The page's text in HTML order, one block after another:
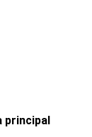
principal